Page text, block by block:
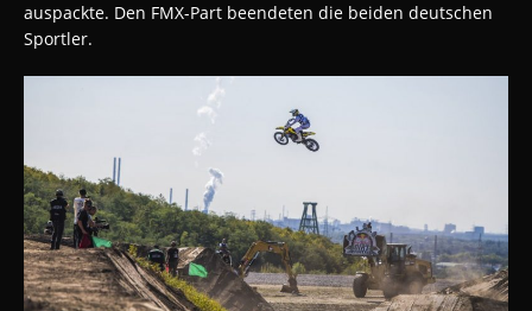
auspackte. Den FMX-Part beendeten die beiden deutschen
Sportler.